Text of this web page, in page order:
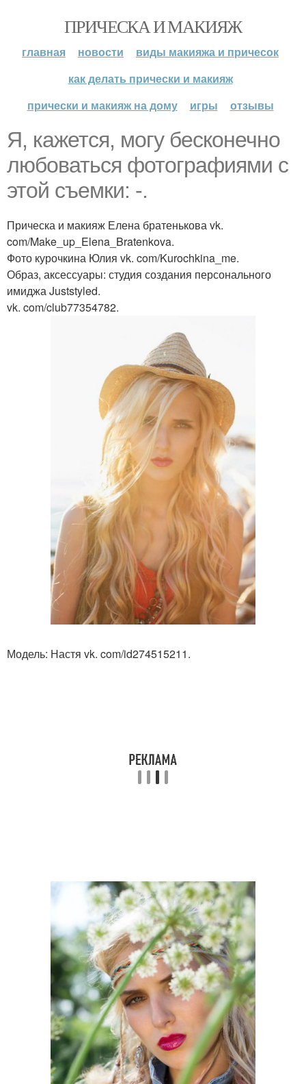
ПРИЧЕСКА И МАКИЯЖ
главная новости
виды макияжа и причесок
как делать прически и макияж
прически и макияж на дому
игры отзывы
Я, кажется, могу бесконечно
любоваться фотографиями с
этой съемки: -.
Прическа и макияж Елена братенькова vk.
com/Make_up_Elena_Bratenkova.
Фото курочкина Юлия vk. com/Kurochkina_me.
Образ, аксессуары: студия создания персонального
имиджа Juststyled.
vk. com/club77354782.
Модель: Настя vk. com/id274515211.